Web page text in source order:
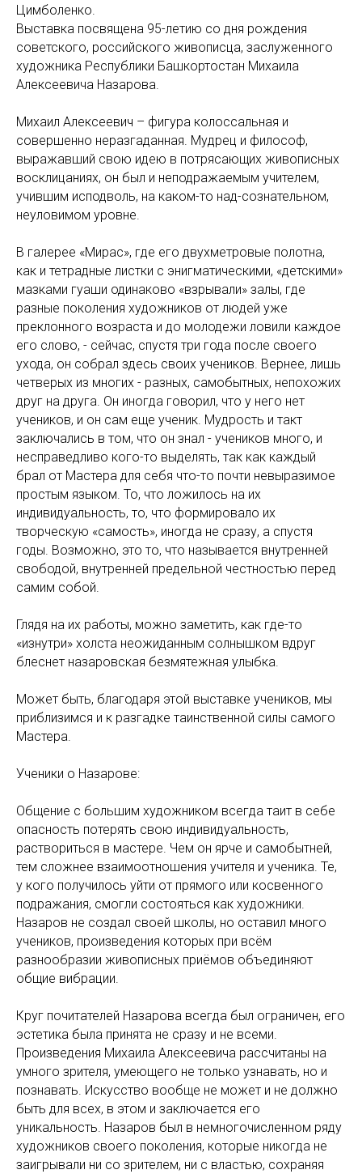
Цимболенко.
Выставка посвящена 95-летию со дня рождения
советского, российского живописца, заслуженного
художника Республики Башкортостан Михаила
Алексеевича Назарова.
Михаил Алексеевич – фигура колоссальная и
совершенно неразгаданная. Мудрец и философ,
выражавший свою идею в потрясающих живописных
восклицаниях, он был и неподражаемым учителем,
учившим исподволь, на каком-то над-сознательном,
неуловимом уровне.
В галерее «Мирас», где его двухметровые полотна,
как и тетрадные листки с энигматическими, «детскими»
мазками гуаши одинаково «взрывали» залы, где
разные поколения художников от людей уже
преклонного возраста и до молодежи ловили каждое
его слово, - сейчас, спустя три года после своего
ухода, он собрал здесь своих учеников. Вернее, лишь
четверых из многих - разных, самобытных, непохожих
друг на друга. Он иногда говорил, что у него нет
учеников, и он сам еще ученик. Мудрость и такт
заключались в том, что он знал - учеников много, и
несправедливо кого-то выделять, так как каждый
брал от Мастера для себя что-то почти невыразимое
простым языком. То, что ложилось на их
индивидуальность, то, что формировало их
творческую «самость», иногда не сразу, а спустя
годы. Возможно, это то, что называется внутренней
свободой, внутренней предельной честностью перед
самим собой.
Глядя на их работы, можно заметить, как где-то
«изнутри» холста неожиданным солнышком вдруг
блеснет назаровская безмятежная улыбка.
Может быть, благодаря этой выставке учеников, мы
приблизимся и к разгадке таинственной силы самого
Мастера.
Ученики о Назарове:
Общение с большим художником всегда таит в себе
опасность потерять свою индивидуальность,
раствориться в мастере. Чем он ярче и самобытней,
тем сложнее взаимоотношения учителя и ученика. Те,
у кого получилось уйти от прямого или косвенного
подражания, смогли состояться как художники.
Назаров не создал своей школы, но оставил много
учеников, произведения которых при всём
разнообразии живописных приёмов объединяют
общие вибрации.
Круг почитателей Назарова всегда был ограничен, его
эстетика была принята не сразу и не всеми.
Произведения Михаила Алексеевича рассчитаны на
умного зрителя, умеющего не только узнавать, но и
познавать. Искусство вообще не может и не должно
быть для всех, в этом и заключается его
уникальность. Назаров был в немногочисленном ряду
художников своего поколения, которые никогда не
заигрывали ни со зрителем, ни с властью, сохраняя